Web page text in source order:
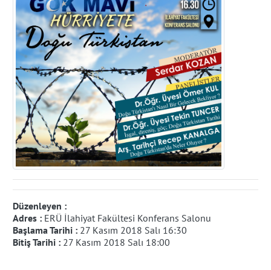
Düzenleyen :
Adres : ERÜ İlahiyat Fakültesi Konferans Salonu
Başlama Tarihi : 27 Kasım 2018 Salı 16:30
Bitiş Tarihi : 27 Kasım 2018 Salı 18:00